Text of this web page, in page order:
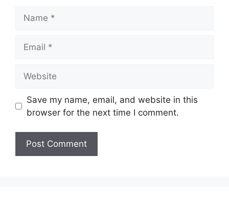
Save my name, email, and website in this
browser for the next time I comment.